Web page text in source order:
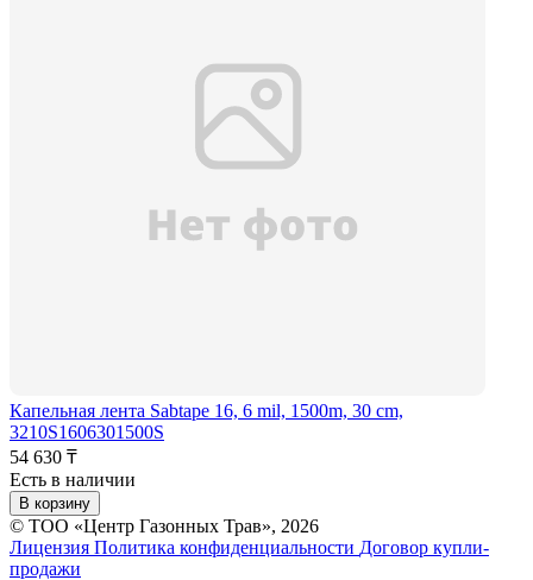
Капельная лента Sabtape 16, 6 mil, 1500m, 30 cm,
3210S1606301500S
54 630 ₸
Есть в наличии
В корзину
© ТОО «Центр Газонных Трав», 2026
Лицензия Политика конфиденциальности Договор купли-
продажи